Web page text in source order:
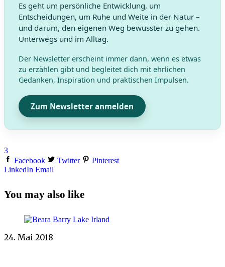
Es geht um persönliche Entwicklung, um
Entscheidungen, um Ruhe und Weite in der Natur –
und darum, den eigenen Weg bewusster zu gehen.
Unterwegs und im Alltag.
Der Newsletter erscheint immer dann, wenn es etwas
zu erzählen gibt und begleitet dich mit ehrlichen
Gedanken, Inspiration und praktischen Impulsen.
Zum Newsletter anmelden
3
Facebook
Twitter
Pinterest
LinkedIn Email
You may also like
24. Mai 2018